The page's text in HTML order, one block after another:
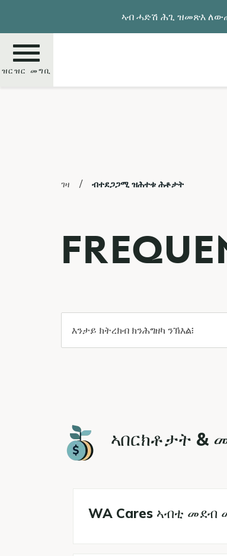
main
content
ኣብ ሓድሽ ሕጊ ዝመጽእ
ዝርዝር መግቢ
ገዛ ብተደጋጋሚ ዝሕተቱ ሕቶታት
ኣበርክቶታት &
WA Cares ኣብቲ መደብ